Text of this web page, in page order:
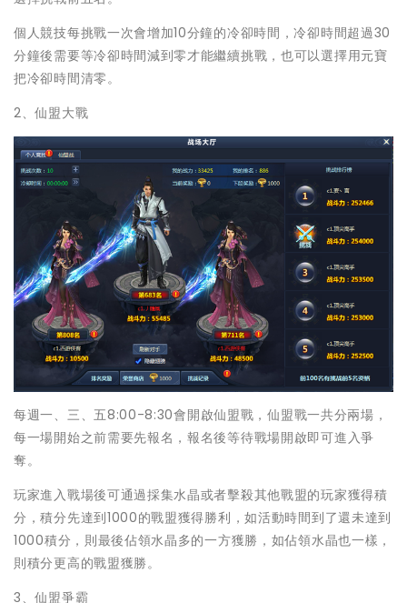
個人競技每挑戰一次會增加10分鐘的冷卻時間，冷卻時間超過30
分鐘後需要等冷卻時間減到零才能繼續挑戰，也可以選擇用元寶
把冷卻時間清零。
2、仙盟大戰
每週一、三、五8:00-8:30會開啟仙盟戰，仙盟戰一共分兩場，
每一場開始之前需要先報名，報名後等待戰場開啟即可進入爭
奪。
玩家進入戰場後可通過採集水晶或者擊殺其他戰盟的玩家獲得積
分，積分先達到1000的戰盟獲得勝利，如活動時間到了還未達到
1000積分，則最後佔領水晶多的一方獲勝，如佔領水晶也一樣，
則積分更高的戰盟獲勝。
3、仙盟爭霸